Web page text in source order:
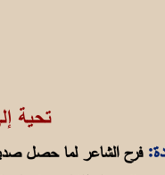
إلى تركي
فرح الشاعر لما حصل